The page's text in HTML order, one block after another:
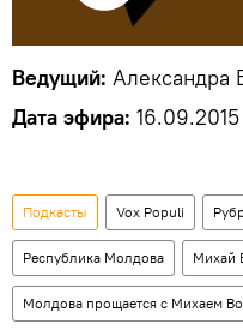
Ведущий: Александра
Дата эфира: 16.09.2015
Подкасты Vox Populi
Республика Молдова Михай
Молдова прощается с Михаем